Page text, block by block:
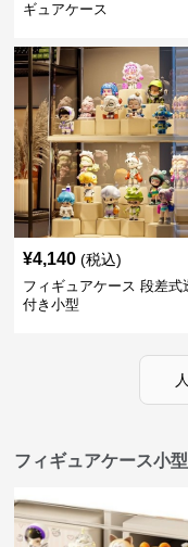
ギュアケース
¥4,140 (税込)
フィギュアケース 段差式
付き小型
フィギュアケース小